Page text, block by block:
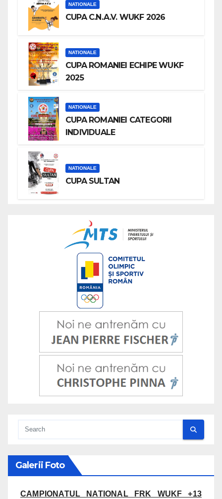
NATIONALE
CUPA C.N.A.V. WUKF 2026
NATIONALE
CUPA ROMANIEI ECHIPE WUKF
2025
NATIONALE
CUPA ROMANIEI CATEGORII
INDIVIDUALE
NATIONALE
CUPA SULTAN
Galerii Foto
CAMPIONATUL NATIONAL FRK WUKF +13